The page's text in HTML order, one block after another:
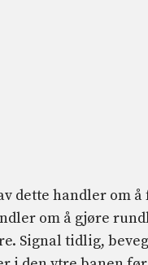
dette handler om
om å gjøre
Signal tidlig,